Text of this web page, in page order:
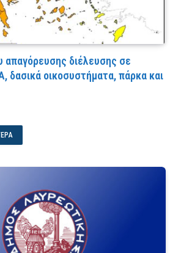
απαγόρευσης διέλευσης σε
δασικά οικοσυστήματα, πάρκα και